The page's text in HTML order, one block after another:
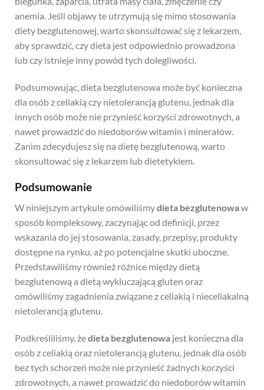
anemia. Jeśli objawy te utrzymują się mimo stosowania
diety bezglutenowej, warto skonsultować się z lekarzem,
aby sprawdzić, czy dieta jest odpowiednio prowadzona
lub czy istnieje inny powód tych dolegliwości.
Podsumowując, dieta bezglutenowa może być konieczna
dla osób z celiakią czy nietolerancją glutenu, jednak dla
innych osób może nie przynieść korzyści zdrowotnych, a
nawet prowadzić do niedoborów witamin i minerałów.
Zanim zdecydujesz się na dietę bezglutenową, warto
skonsultować się z lekarzem lub dietetykiem.
Podsumowanie
W niniejszym artykule omówiliśmydieta bezglutenowaw
sposób kompleksowy, zaczynając od definicji, przez
wskazania do jej stosowania, zasady, przepisy, produkty
dostępne na rynku, aż po potencjalne skutki uboczne.
Przedstawiliśmy również różnice między dietą
bezglutenową a dietą wykluczającą gluten oraz
omówiliśmy zagadnienia związane z celiakią i nieceliakalną
nietolerancją glutenu.
Podkreśliliśmy, żedieta bezglutenowa jest konieczna dla
osób z celiakią oraz nietolerancją glutenu, jednak dla osób
bez tych schorzeń może nie przynieść żadnych korzyści
zdrowotnych, a nawet prowadzić do niedoborów witamin